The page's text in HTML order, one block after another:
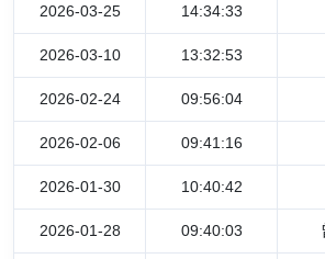
2026-03-25 14:34:33
2026-03-10 13:32:53
2026-02-24 09:56:04
2026-02-06 09:41:16
2026-01-30 10:40:42
2026-01-28 09:40:03